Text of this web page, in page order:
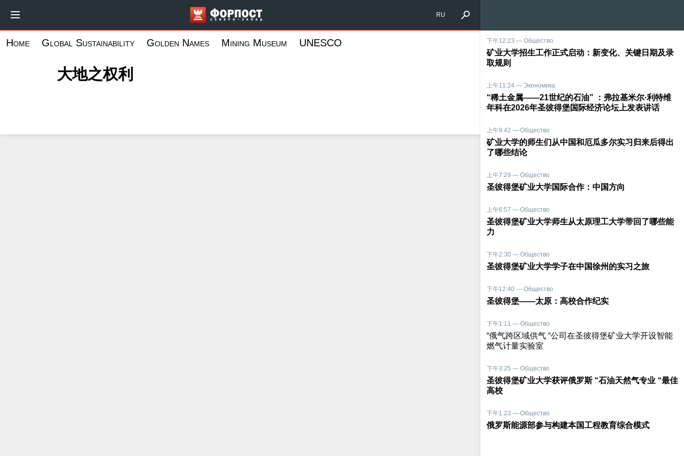
到
Форпост Северо-Запад RU
Home Global Sustainability Golden Names Mining Museum UNESCO
大地之权利
下午12:23 — Общество
矿业大学招生工作正式启动：新变化、关键日期及录
取规则
上午11:24 — Экономика
“稀土金属——21世纪的石油” ：弗拉基米尔·利特维
年科在2026年圣彼得堡国际经济论坛上发表讲话
上午9:42 — Общество
矿业大学的师生们从中国和厄瓜多尔实习归来后得出
了哪些结论
上午7:29 — Общество
圣彼得堡矿业大学国际合作：中国方向
上午6:57 — Общество
圣彼得堡矿业大学师生从太原理工大学带回了哪些能
力
下午2:30 — Общество
圣彼得堡矿业大学学子在中国徐州的实习之旅
下午12:40 — Общество
圣彼得堡——太原：高校合作纪实
下午1:11 — Общество
“俄气跨区域供气 “公司在圣彼得堡矿业大学开设智能
燃气计量实验室
下午3:25 — Общество
圣彼得堡矿业大学获评俄罗斯 “石油天然气专业 “最佳
高校
下午1:23 — Общество
俄罗斯能源部参与构建本国工程教育综合模式